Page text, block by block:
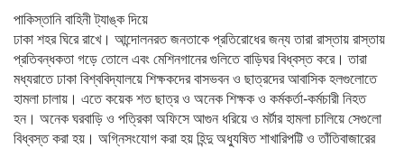
পাকিস্তানি বাহিনী ট্যাঙ্ক দিয়ে
ঢাকা শহর ঘিরে রাখে। আন্দোলনরত জনতাকে প্রতিরোধের জন্য তারা রাস্তায় রাস্তায়
প্রতিবন্ধকতা গড়ে তোলে এবং মেশিনগানের গুলিতে বাড়িঘর বিধ্বস্ত করে। তারা
মধ্যরাতে ঢাকা বিশ্ববিদ্যালয়ে শিক্ষকদের বাসভবন ও ছাত্রদের আবাসিক হলগুলোতে
হামলা চালায়। এতে কয়েক শত ছাত্র ও অনেক শিক্ষক ও কর্মকর্তা-কর্মচারী নিহত
হন। অনেক ঘরবাড়ি ও পত্রিকা অফিসে আগুন ধরিয়ে ও মর্টার হামলা চালিয়ে সেগুলো
বিধ্বস্ত করা হয়। অগ্নিসংযোগ করা হয় হিন্দু অধ্যুষিত শাখারিপট্টি ও তাঁতিবাজারের